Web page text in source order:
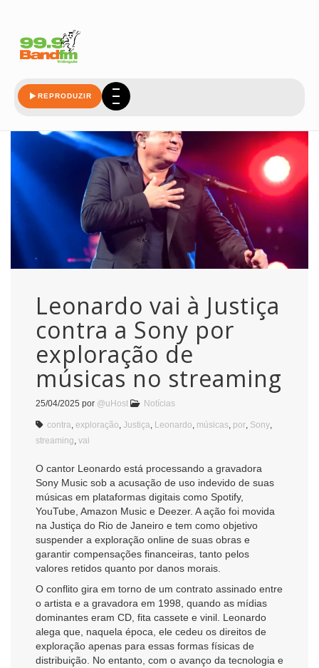
REPRODUZIR
Leonardo vai à Justiça
contra a Sony por
exploração de
músicas no streaming
25/04/2025 por @uHost Notícias
contra exploração Justiça Leonardo músicas por Sony
streaming vai
O cantor Leonardo está processando a gravadora
Sony Music sob a acusação de uso indevido de suas
músicas em plataformas digitais como Spotify,
YouTube, Amazon Music e Deezer. A ação foi movida
na Justiça do Rio de Janeiro e tem como objetivo
suspender a exploração online de suas obras e
garantir compensações financeiras, tanto pelos
valores retidos quanto por danos morais.
O conflito gira em torno de um contrato assinado entre
o artista e a gravadora em 1998, quando as mídias
dominantes eram CD, fita cassete e vinil. Leonardo
alega que, naquela época, ele cedeu os direitos de
exploração apenas para essas formas físicas de
distribuição. No entanto, com o avanço da tecnologia e